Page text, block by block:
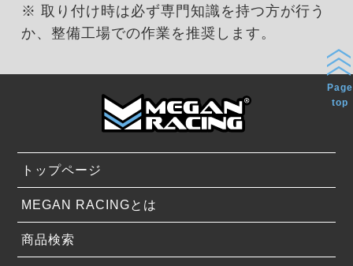
※ 取り付け時は必ず専門知識を持つ方が行う
か、整備工場での作業を推奨します。
トップページ
MEGAN RACINGとは
商品検索
Page
top